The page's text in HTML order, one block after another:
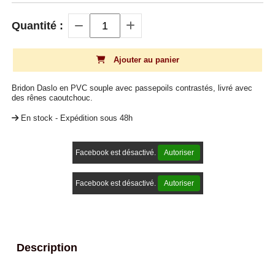
Quantité :
Ajouter au panier
Bridon Daslo en PVC souple avec passepoils contrastés, livré avec
des rênes caoutchouc.
En stock - Expédition sous 48h
Facebook est désactivé. Autoriser
Facebook est désactivé. Autoriser
Description